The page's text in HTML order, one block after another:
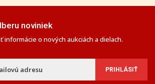
noviniek
informácie o nových aukciách a dielach.